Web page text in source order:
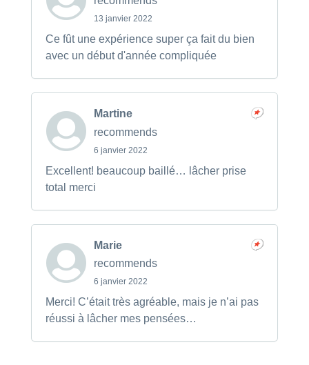
13 janvier 2022
Ce fût une expérience super ça fait du bien
avec un début d'année compliquée
Martine
recommends
6 janvier 2022
Excellent! beaucoup baillé… lâcher prise
total merci
Marie
recommends
6 janvier 2022
Merci! C’était très agréable, mais je n’ai pas
réussi à lâcher mes pensées…